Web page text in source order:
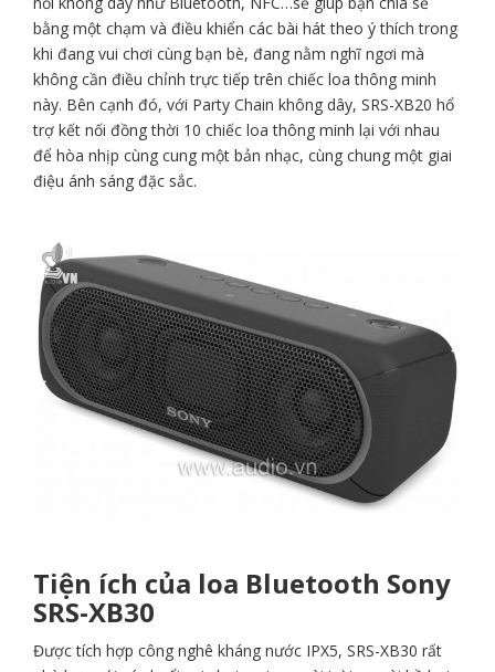
bằng một chạm và điều khiển các bài hát theo ý thích trong
khi đang vui chơi cùng bạn bè, đang nằm nghĩ ngơi mà
không cần điều chỉnh trực tiếp trên chiếc loa thông minh
này. Bên cạnh đó, với Party Chain không dây, SRS-XB20 hổ
trợ kết nối đồng thời 10 chiếc loa thông minh lại với nhau
để hòa nhịp cùng cung một bản nhạc, cùng chung một giai
điệu ánh sáng đặc sắc.
Tiện ích của loa Bluetooth Sony
SRS-XB30
Được tích hợp công nghê kháng nước IPX5, SRS-XB30 rất